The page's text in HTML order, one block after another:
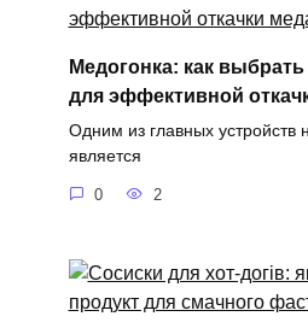
Медогонка: как
для эффективной
Одним из главных устройств
является
0 2